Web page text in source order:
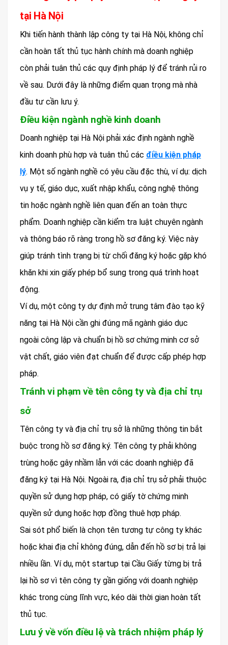
tại Hà Nội
Khi tiến hành thành lập công ty tại Hà Nội, không chỉ
cần hoàn tất thủ tục hành chính mà doanh nghiệp
còn phải tuân thủ các quy định pháp lý để tránh rủi ro
về sau. Dưới đây là những điểm quan trọng mà nhà
đầu tư cần lưu ý.
Điều kiện ngành nghề kinh doanh
Doanh nghiệp tại Hà Nội phải xác định ngành nghề
kinh doanh phù hợp và tuân thủ các điều kiện pháp
lý. Một số ngành nghề có yêu cầu đặc thù, ví dụ: dịch
vụ y tế, giáo dục, xuất nhập khẩu, công nghệ thông
tin hoặc ngành nghề liên quan đến an toàn thực
phẩm. Doanh nghiệp cần kiểm tra luật chuyên ngành
và thông báo rõ ràng trong hồ sơ đăng ký. Việc này
giúp tránh tình trạng bị từ chối đăng ký hoặc gặp khó
khăn khi xin giấy phép bổ sung trong quá trình hoạt
động.
Ví dụ, một công ty dự định mở trung tâm đào tạo kỹ
năng tại Hà Nội cần ghi đúng mã ngành giáo dục
ngoài công lập và chuẩn bị hồ sơ chứng minh cơ sở
vật chất, giáo viên đạt chuẩn để được cấp phép hợp
pháp.
Tránh vi phạm về tên công ty và địa chỉ trụ
sở
Tên công ty và địa chỉ trụ sở là những thông tin bắt
buộc trong hồ sơ đăng ký. Tên công ty phải không
trùng hoặc gây nhầm lẫn với các doanh nghiệp đã
đăng ký tại Hà Nội. Ngoài ra, địa chỉ trụ sở phải thuộc
quyền sử dụng hợp pháp, có giấy tờ chứng minh
quyền sử dụng hoặc hợp đồng thuê hợp pháp.
Sai sót phổ biến là chọn tên tương tự công ty khác
hoặc khai địa chỉ không đúng, dẫn đến hồ sơ bị trả lại
nhiều lần. Ví dụ, một startup tại Cầu Giấy từng bị trả
lại hồ sơ vì tên công ty gần giống với doanh nghiệp
khác trong cùng lĩnh vực, kéo dài thời gian hoàn tất
thủ tục.
Lưu ý về vốn điều lệ và trách nhiệm pháp lý